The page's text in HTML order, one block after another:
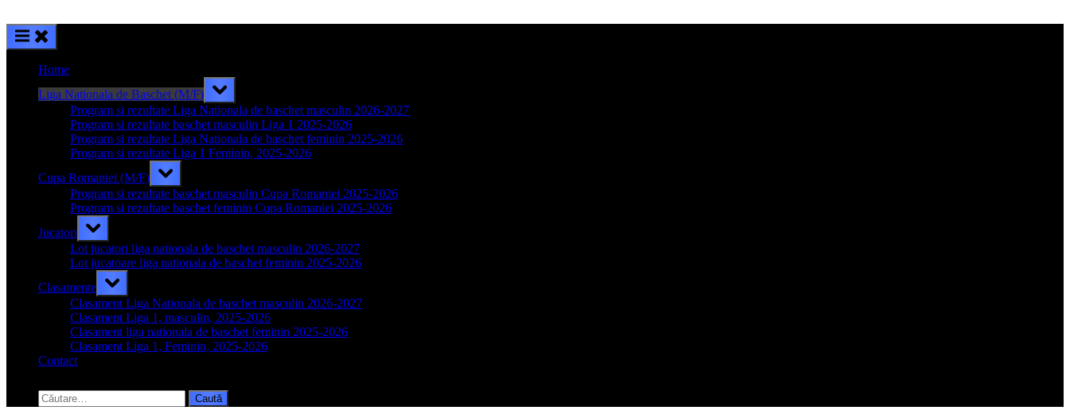
Home
Liga Nationala de Baschet (M/F)
Toggle
sub-
menu
Program si rezultate Liga Nationala de baschet masculin 2026-2027
Program si rezultate baschet masculin Liga 1 2025-2026
Program si rezultate Liga Nationala de baschet feminin 2025-2026
Program si rezultate Liga 1 Feminin, 2025-2026
Cupa Romaniei (M/F)
Toggle
sub-
menu
Program si rezultate baschet masculin Cupa Romaniei 2025-2026
Program si rezultate baschet feminin Cupa Romaniei 2025-2026
Jucatori
Toggle
sub-
menu
Lot jucatori liga nationala de baschet masculin 2026-2027
Lot jucatoare liga nationala de baschet feminin 2025-2026
Clasamente
Toggle
sub-
menu
Clasament Liga Nationala de baschet masculin 2026-2027
Clasament Liga 1, masculin, 2025-2026
Clasament liga nationala de baschet feminin 2025-2026
Clasament Liga 1, Feminin, 2025-2026
Contact
search
form
Caută
după: